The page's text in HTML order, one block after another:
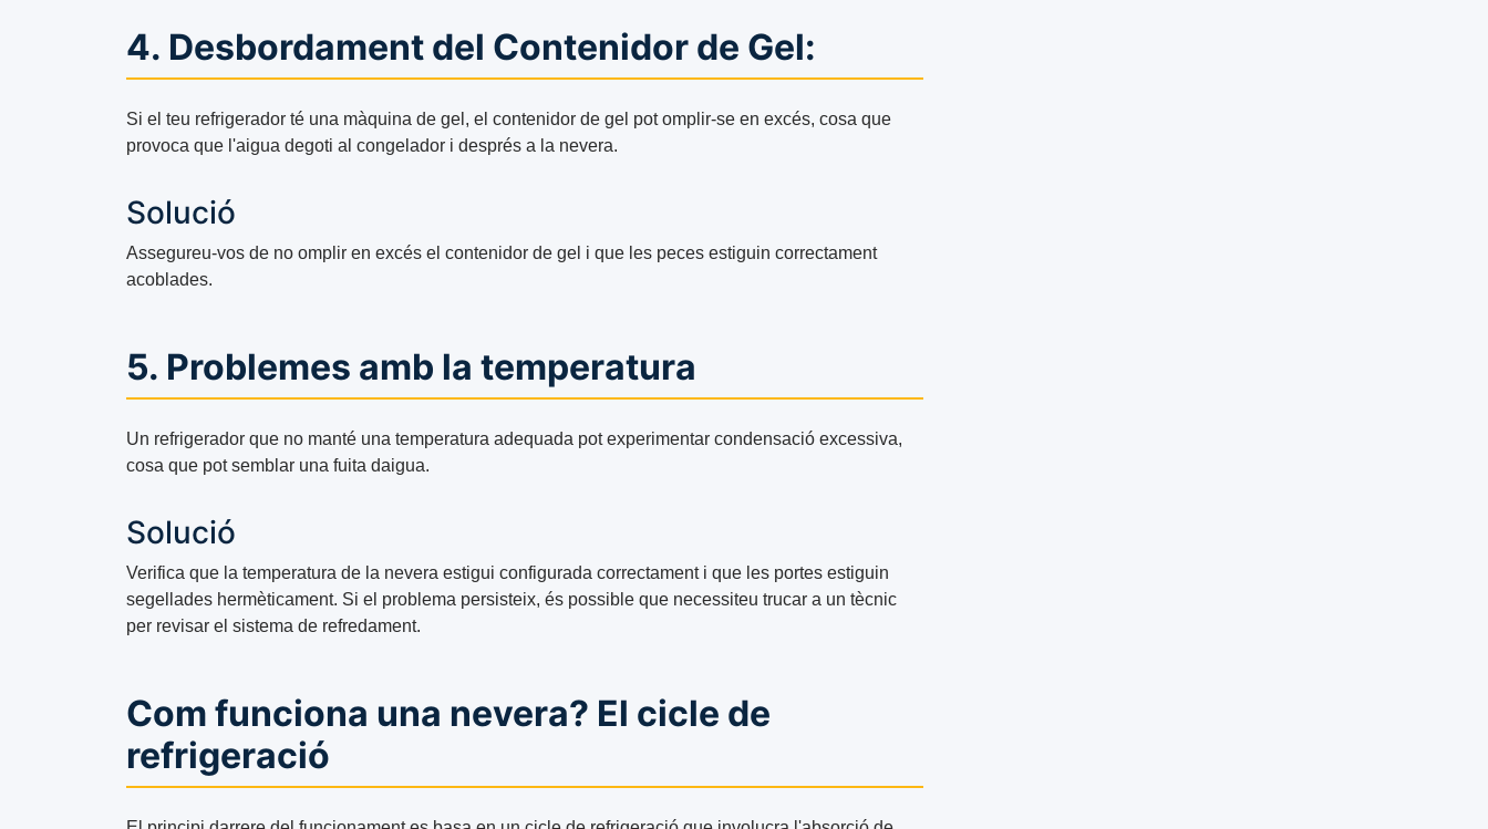
4. Desbordament del Contenidor de Gel:
Si el teu refrigerador té una màquina de gel, el contenidor de gel pot omplir-se en excés, cosa que
provoca que l'aigua degoti al congelador i després a la nevera.
Solució
Assegureu-vos de no omplir en excés el contenidor de gel i que les peces estiguin correctament
acoblades.
5. Problemes amb la temperatura
Un refrigerador que no manté una temperatura adequada pot experimentar condensació excessiva,
cosa que pot semblar una fuita daigua.
Solució
Verifica que la temperatura de la nevera estigui configurada correctament i que les portes estiguin
segellades hermèticament. Si el problema persisteix, és possible que necessiteu trucar a un tècnic
per revisar el sistema de refredament.
Com funciona una nevera? El cicle de
refrigeració